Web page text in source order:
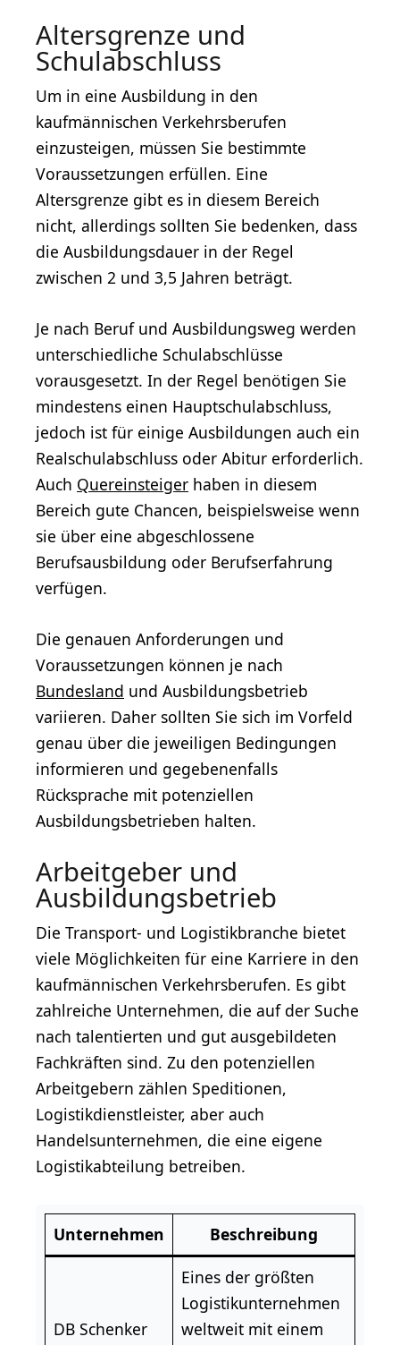
Altersgrenze und
Schulabschluss
Um in eine Ausbildung in den
kaufmännischen Verkehrsberufen
einzusteigen, müssen Sie bestimmte
Voraussetzungen erfüllen. Eine
Altersgrenze gibt es in diesem Bereich
nicht, allerdings sollten Sie bedenken, dass
die Ausbildungsdauer in der Regel
zwischen 2 und 3,5 Jahren beträgt.
Je nach Beruf und Ausbildungsweg werden
unterschiedliche Schulabschlüsse
vorausgesetzt. In der Regel benötigen Sie
mindestens einen Hauptschulabschluss,
jedoch ist für einige Ausbildungen auch ein
Realschulabschluss oder Abitur erforderlich.
Auch Quereinsteiger haben in diesem
Bereich gute Chancen, beispielsweise wenn
sie über eine abgeschlossene
Berufsausbildung oder Berufserfahrung
verfügen.
Die genauen Anforderungen und
Voraussetzungen können je nach
Bundesland und Ausbildungsbetrieb
variieren. Daher sollten Sie sich im Vorfeld
genau über die jeweiligen Bedingungen
informieren und gegebenenfalls
Rücksprache mit potenziellen
Ausbildungsbetrieben halten.
Arbeitgeber und
Ausbildungsbetrieb
Die Transport- und Logistikbranche bietet
viele Möglichkeiten für eine Karriere in den
kaufmännischen Verkehrsberufen. Es gibt
zahlreiche Unternehmen, die auf der Suche
nach talentierten und gut ausgebildeten
Fachkräften sind. Zu den potenziellen
Arbeitgebern zählen Speditionen,
Logistikdienstleister, aber auch
Handelsunternehmen, die eine eigene
Logistikabteilung betreiben.
Unternehmen Beschreibung
DB Schenker
Eines der größten
Logistikunternehmen
weltweit mit einem